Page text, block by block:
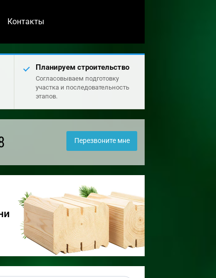
Контакты
Планируем строительство
Согласовываем подготовку
участка и последовательность
этапов.
Перезвоните мне